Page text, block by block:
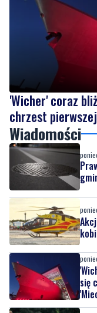
'Wicher' coraz
chrzest
Wiadomości
się